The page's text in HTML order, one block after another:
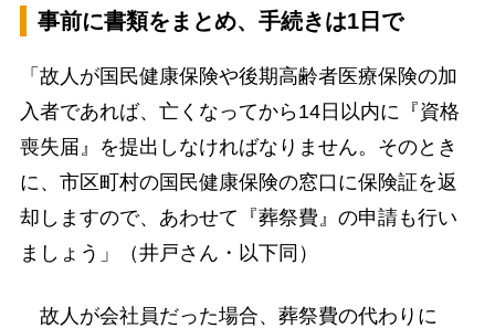
事前に書類をまとめ、手続きは1日で
「故人が国民健康保険や後期高齢者医療保険の加
入者であれば、亡くなってから14日以内に『資格
喪失届』を提出しなければなりません。そのとき
に、市区町村の国民健康保険の窓口に保険証を返
却しますので、あわせて『葬祭費』の申請も行い
ましょう」（井戸さん・以下同）
故人が会社員だった場合、葬祭費の代わりに